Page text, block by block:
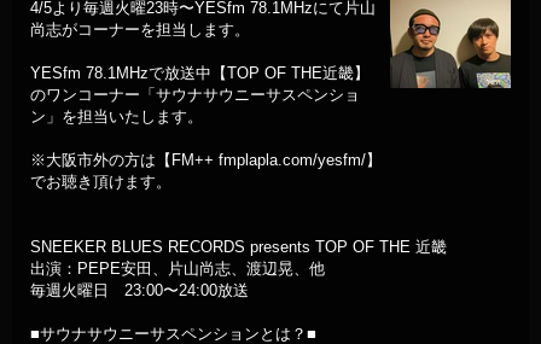
4/5より毎週火曜23時〜YESfm 78.1MHzにて片山
尚志がコーナーを担当します。
YESfm 78.1MHzで放送中【TOP OF THE近畿】
のワンコーナー「サウナサウニーサスペンショ
ン」を担当いたします。
※大阪市外の方は【FM++ fmplapla.com/yesfm/】
でお聴き頂けます。
SNEEKER BLUES RECORDS presents TOP OF THE 近畿
出演：PEPE安田、片山尚志、渡辺晃、他
毎週火曜日 23:00〜24:00放送
■サウナサウニーサスペンションとは？■